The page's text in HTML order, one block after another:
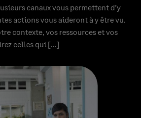
canaux vous permettent d’y
actions vous aideront à y être vu.
contexte, vos ressources et vos
celles qui […]